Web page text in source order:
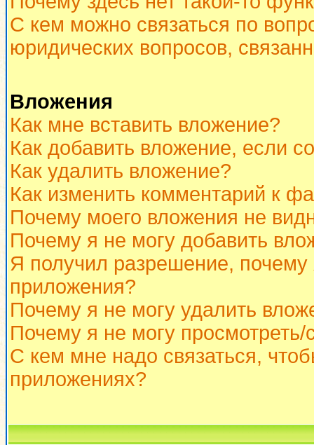
С кем можно связаться по
юридических вопросов,
Вложения
Как мне вставить вложение?
Как добавить вложение, если
Как удалить вложение?
Как изменить комментарий к
Почему моего вложения не
Почему я не могу добавить
Я получил разрешение,
приложения?
Почему я не могу удалить
Почему я не могу просмотреть/
С кем мне надо связаться,
приложениях?